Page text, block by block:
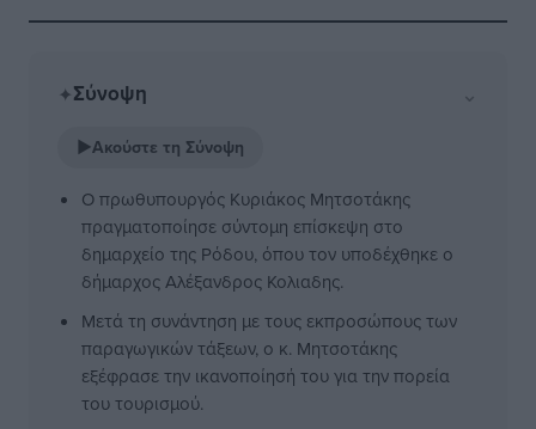
✦Σύνοψη ⌄
▶Ακούστε τη Σύνοψη
Ο πρωθυπουργός Κυριάκος Μητσοτάκης
πραγματοποίησε σύντομη επίσκεψη στο
δημαρχείο της Ρόδου, όπου τον υποδέχθηκε ο
δήμαρχος Αλέξανδρος Κολιαδης.
Μετά τη συνάντηση με τους εκπροσώπους των
παραγωγικών τάξεων, ο κ. Μητσοτάκης
εξέφρασε την ικανοποίησή του για την πορεία
του τουρισμού.